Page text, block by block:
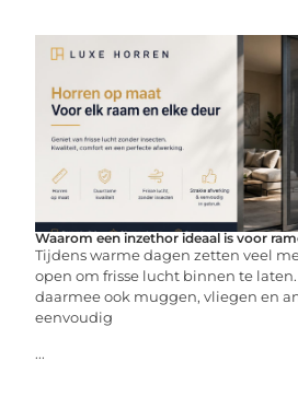
Waarom een inzethor ideaal is voor
Tijdens warme dagen zetten veel
open om frisse lucht binnen te
daarmee ook muggen, vliegen en
eenvoudig
...